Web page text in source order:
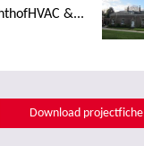
&...
Download projectfiche